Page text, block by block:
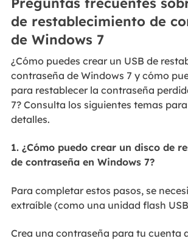
de restablecimiento de
de Windows 7
¿Cómo puedes crear un USB de
contraseña de Windows 7 y cómo
para restablecer la contraseña
7? Consulta los siguientes temas
detalles.
1. ¿Cómo puedo crear un disco de
de contraseña en Windows 7?
Para completar estos pasos, se
extraíble (como una unidad flash
Crea una contraseña para tu cuenta